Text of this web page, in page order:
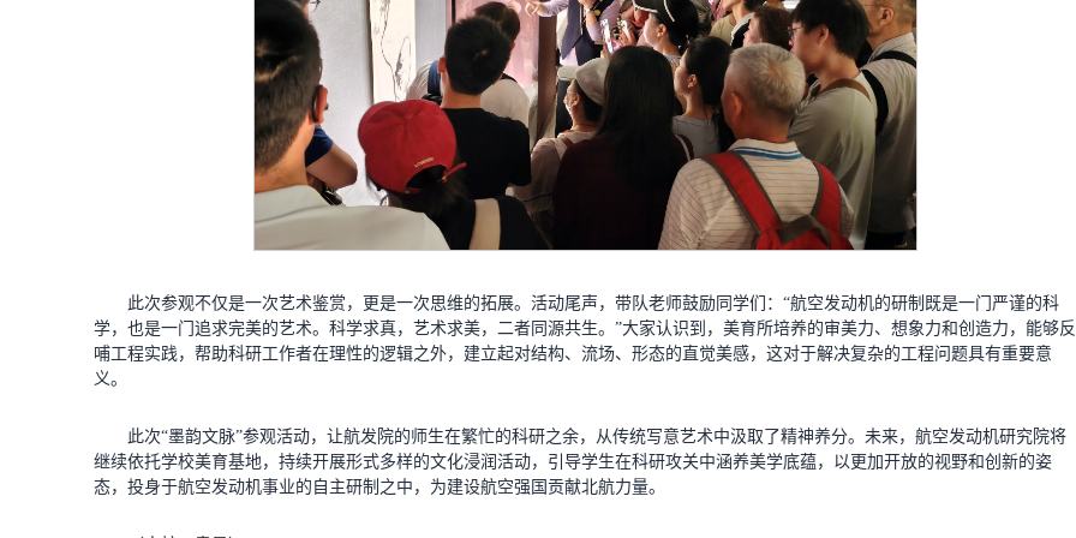
此次参观不仅是一次艺术鉴赏，更是一次思维的拓展。活动尾声，带队老师鼓励同学们：“航空发动机的研制既是一门严谨的科
学，也是一门追求完美的艺术。科学求真，艺术求美，二者同源共生。”大家认识到，美育所培养的审美力、想象力和创造力，能够反
哺工程实践，帮助科研工作者在理性的逻辑之外，建立起对结构、流场、形态的直觉美感，这对于解决复杂的工程问题具有重要意
义。
此次“墨韵文脉”参观活动，让航发院的师生在繁忙的科研之余，从传统写意艺术中汲取了精神养分。未来，航空发动机研究院将
继续依托学校美育基地，持续开展形式多样的文化浸润活动，引导学生在科研攻关中涵养美学底蕴，以更加开放的视野和创新的姿
态，投身于航空发动机事业的自主研制之中，为建设航空强国贡献北航力量。